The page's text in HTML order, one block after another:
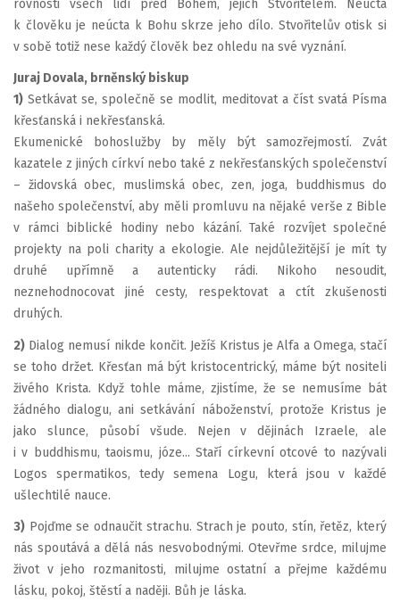
rovnosti všech lidí před Bohem, jejich Stvořitelem. Neúcta
k člověku je neúcta k Bohu skrze jeho dílo. Stvořitelův otisk si
v sobě totiž nese každý člověk bez ohledu na své vyznání.
Juraj Dovala, brněnský biskup
1) Setkávat se, společně se modlit, meditovat a číst svatá Písma
křesťanská i nekřesťanská.
Ekumenické bohoslužby by měly být samozřejmostí. Zvát
kazatele z jiných církví nebo také z nekřesťanských společenství
– židovská obec, muslimská obec, zen, joga, buddhismus do
našeho společenství, aby měli promluvu na nějaké verše z Bible
v rámci biblické hodiny nebo kázání. Také rozvíjet společné
projekty na poli charity a ekologie. Ale nejdůležitější je mít ty
druhé upřímně a autenticky rádi. Nikoho nesoudit,
neznehodnocovat jiné cesty, respektovat a ctít zkušenosti
druhých.
2) Dialog nemusí nikde končit. Ježíš Kristus je Alfa a Omega, stačí
se toho držet. Křesťan má být kristocentrický, máme být nositeli
živého Krista. Když tohle máme, zjistíme, že se nemusíme bát
žádného dialogu, ani setkávání náboženství, protože Kristus je
jako slunce, působí všude. Nejen v dějinách Izraele, ale
i v buddhismu, taoismu, józe... Staří církevní otcové to nazývali
Logos spermatikos, tedy semena Logu, která jsou v každé
ušlechtilé nauce.
3) Pojďme se odnaučit strachu. Strach je pouto, stín, řetěz, který
nás spoutává a dělá nás nesvobodnými. Otevřme srdce, milujme
život v jeho rozmanitosti, milujme ostatní a přejme každému
lásku, pokoj, štěstí a naději. Bůh je láska.